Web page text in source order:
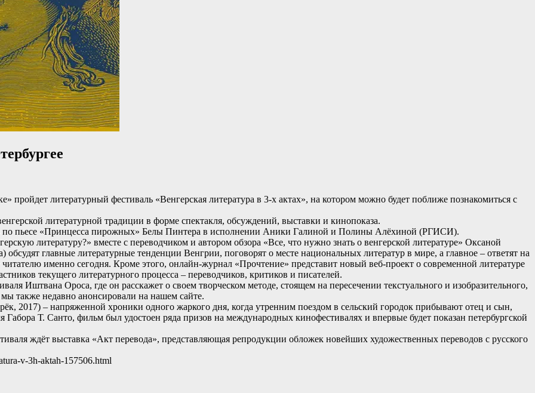
пройдет литературный фестиваль «Венгерская литература в 3-х актах», на котором можно будет поближе познакомиться с
литературной традиции в форме спектакля, обсуждений, выставки и кинопоказа.
по пьесе «Принцесса пирожных» Белы Пинтера в исполнении Аники Галиной и Полины Алёхиной (РГИСИ).
литературу?» вместе с переводчиком и автором обзора «Все, что нужно знать о венгерской литературе» Оксаной
главные литературные тенденции Венгрии, поговорят о месте национальных литератур в мире, а главное – ответят на
именно сегодня. Кроме этого, онлайн-журнал «Прочтение» представит новый веб-проект о современной литературе
текущего литературного процесса – переводчиков, критиков и писателей.
Иштвана Ороса, где он расскажет о своем творческом методе, стоящем на пересечении текстуального и изобразительного,
также недавно анонсировали на нашем сайте.
2017) – напряженной хроники одного жаркого дня, когда утренним поездом в сельский городок прибывают отец и сын,
Т. Санто, фильм был удостоен ряда призов на международных кинофестивалях и впервые будет показан петербургской
ждёт выставка «Акт перевода», представляющая репродукции обложек новейших художественных переводов с русского
v-3h-aktah-157506.html